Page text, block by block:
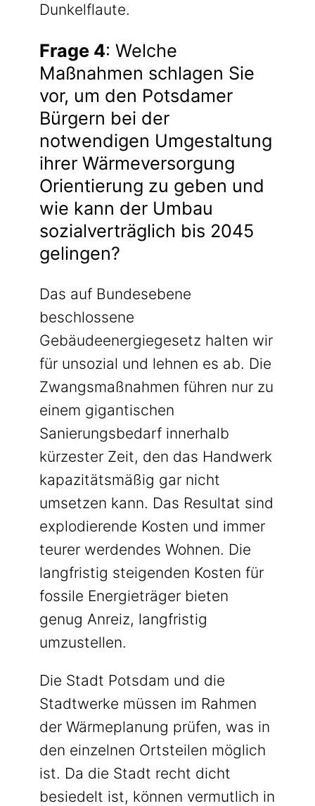
Dunkelflaute.
Frage 4: Welche
Maßnahmen schlagen Sie
vor, um den Potsdamer
Bürgern bei der
notwendigen Umgestaltung
ihrer Wärmeversorgung
Orientierung zu geben und
wie kann der Umbau
sozialverträglich bis 2045
gelingen?
Das auf Bundesebene
beschlossene
Gebäudeenergiegesetz halten wir
für unsozial und lehnen es ab. Die
Zwangsmaßnahmen führen nur zu
einem gigantischen
Sanierungsbedarf innerhalb
kürzester Zeit, den das Handwerk
kapazitätsmäßig gar nicht
umsetzen kann. Das Resultat sind
explodierende Kosten und immer
teurer werdendes Wohnen. Die
langfristig steigenden Kosten für
fossile Energieträger bieten
genug Anreiz, langfristig
umzustellen.
Die Stadt Potsdam und die
Stadtwerke müssen im Rahmen
der Wärmeplanung prüfen, was in
den einzelnen Ortsteilen möglich
ist. Da die Stadt recht dicht
besiedelt ist, können vermutlich in